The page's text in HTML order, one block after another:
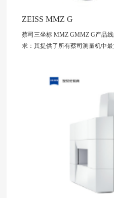
ZEISS MMZ G
蔡司三坐标 MMZ GMMZ G产品
求：其提供了所有蔡司测量机中最